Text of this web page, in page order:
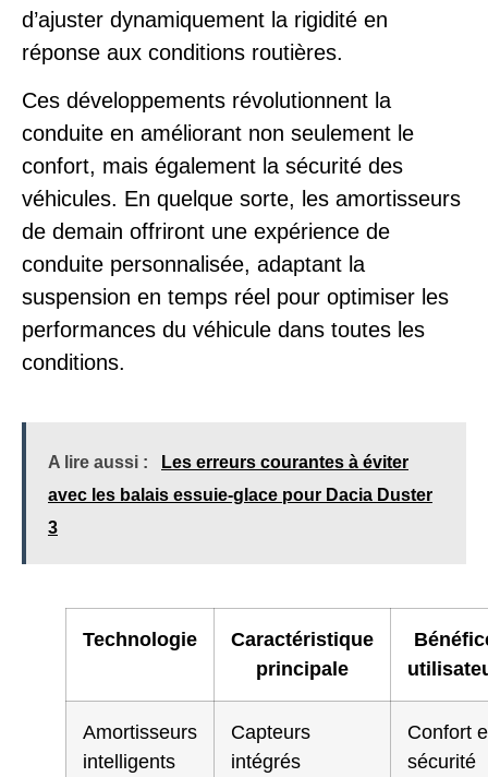
d’ajuster dynamiquement la rigidité en
réponse aux conditions routières.
Ces développements révolutionnent la
conduite en améliorant non seulement le
confort, mais également la sécurité des
véhicules. En quelque sorte, les amortisseurs
de demain offriront une expérience de
conduite personnalisée, adaptant la
suspension en temps réel pour optimiser les
performances du véhicule dans toutes les
conditions.
A lire aussi :
Les erreurs courantes à éviter
avec les balais essuie-glace pour Dacia Duster
3
Technologie
Caractéristique
principale
Amortisseurs
intelligents
Capteurs
intégrés
Confort
sécurité